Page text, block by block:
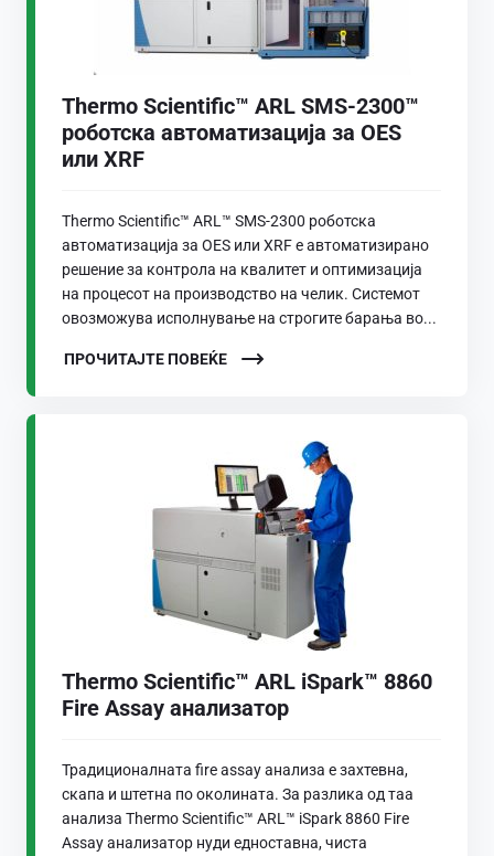
Thermo Scientific™ ARL SMS-2300™
роботска автоматизација за OES
или XRF
Thermo Scientific™ ARL™ SMS-2300 роботска
автоматизација за OES или XRF е автоматизирано
решение за контрола на квалитет и оптимизација
на процесот на производство на челик. Системот
овозможува исполнување на строгите барања во...
ПРОЧИТАЈТЕ ПОВЕЌЕ
Thermo Scientific™ ARL iSpark™ 8860
Fire Assay анализатор
Традиционалната fire assay анализа е захтевна,
скапа и штетна по околината. За разлика од таа
анализа Thermo Scientific™ ARL™ iSpark 8860 Fire
Assay анализатор нуди едноставна, чиста